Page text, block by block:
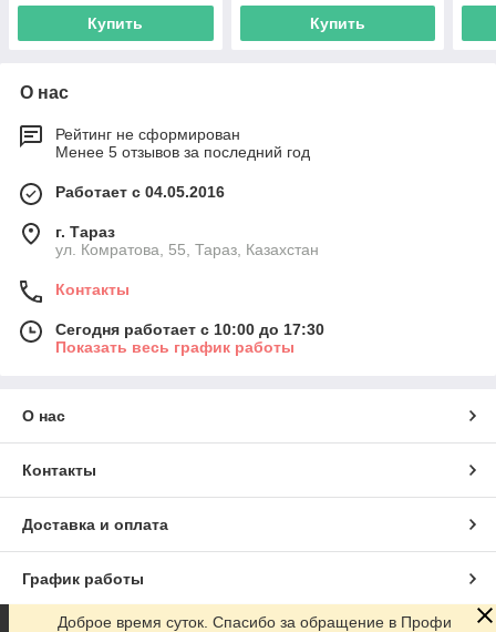
Купить Купить
О нас
Рейтинг не сформирован
Менее 5 отзывов за последний год
Работает с 04.05.2016
г. Тараз
ул. Комратова, 55, Тараз, Казахстан
Контакты
Сегодня работает с 10:00 до 17:30
Показать весь график работы
О нас
Контакты
Доставка и оплата
График работы
Доброе время суток. Спасибо за обращение в Профи